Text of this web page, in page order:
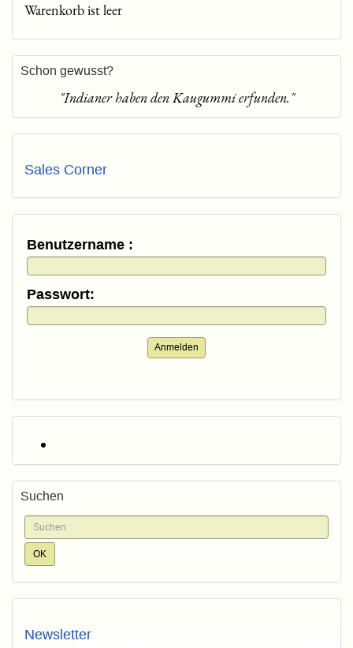
Warenkorb ist leer
Schon gewusst?
"Indianer haben den Kaugummi erfunden."
Sales Corner
Benutzername :
Passwort:
Anmelden
Suchen
Newsletter